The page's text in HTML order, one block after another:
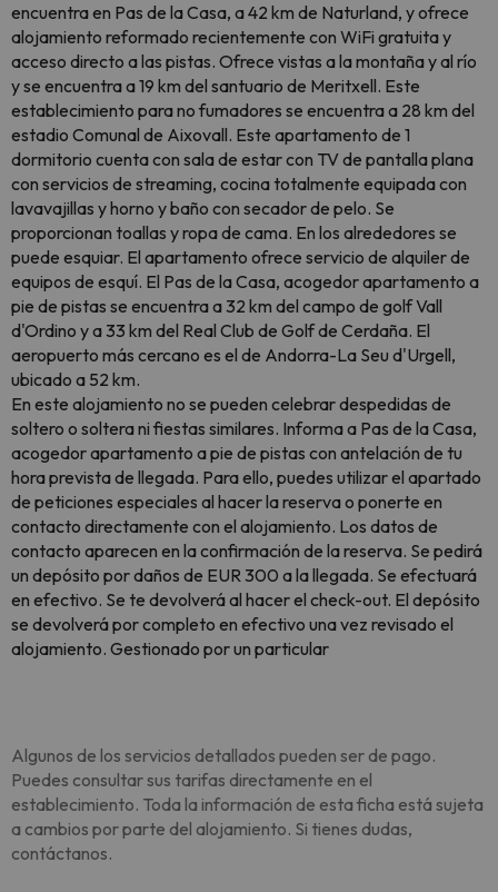
encuentra en Pas de la Casa, a 42 km de Naturland, y ofrece
alojamiento reformado recientemente con WiFi gratuita y
acceso directo a las pistas. Ofrece vistas a la montaña y al río
y se encuentra a 19 km del santuario de Meritxell. Este
establecimiento para no fumadores se encuentra a 28 km del
estadio Comunal de Aixovall. Este apartamento de 1
dormitorio cuenta con sala de estar con TV de pantalla plana
con servicios de streaming, cocina totalmente equipada con
lavavajillas y horno y baño con secador de pelo. Se
proporcionan toallas y ropa de cama. En los alrededores se
puede esquiar. El apartamento ofrece servicio de alquiler de
equipos de esquí. El Pas de la Casa, acogedor apartamento a
pie de pistas se encuentra a 32 km del campo de golf Vall
d'Ordino y a 33 km del Real Club de Golf de Cerdaña. El
aeropuerto más cercano es el de Andorra-La Seu d'Urgell,
ubicado a 52 km.
En este alojamiento no se pueden celebrar despedidas de
soltero o soltera ni fiestas similares. Informa a Pas de la Casa,
acogedor apartamento a pie de pistas con antelación de tu
hora prevista de llegada. Para ello, puedes utilizar el apartado
de peticiones especiales al hacer la reserva o ponerte en
contacto directamente con el alojamiento. Los datos de
contacto aparecen en la confirmación de la reserva. Se pedirá
un depósito por daños de EUR 300 a la llegada. Se efectuará
en efectivo. Se te devolverá al hacer el check-out. El depósito
se devolverá por completo en efectivo una vez revisado el
alojamiento. Gestionado por un particular
Algunos de los servicios detallados pueden ser de pago.
Puedes consultar sus tarifas directamente en el
establecimiento. Toda la información de esta ficha está sujeta
a cambios por parte del alojamiento. Si tienes dudas,
contáctanos.